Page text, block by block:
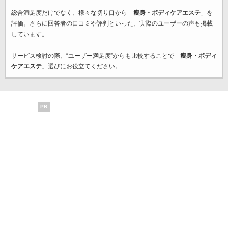
総合満足度だけでなく、様々な切り口から「 痩身・ボディケアエステ」を
評価。さらに回答者の口コミや評判といった、実際のユーザーの声も掲載
しています。
サービス検討の際、“ユーザー満足度”からも比較することで「 痩身・ボディ
ケアエステ」選びにお役立てください。
PR